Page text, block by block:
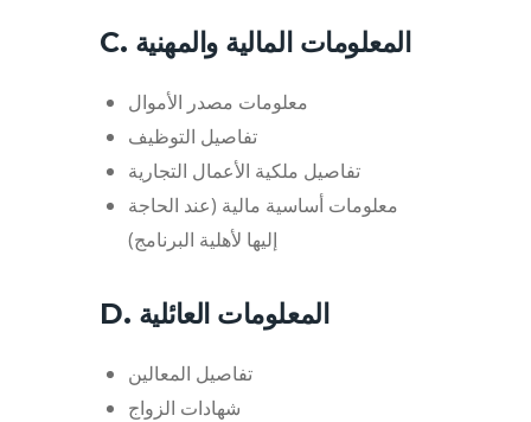
C. المعلومات المالية والمهنية
معلومات مصدر الأموال
تفاصيل التوظيف
تفاصيل ملكية الأعمال التجارية
معلومات أساسية مالية (عند الحاجة
إليها لأهلية البرنامج)
D. المعلومات العائلية
تفاصيل المعالين
شهادات الزواج